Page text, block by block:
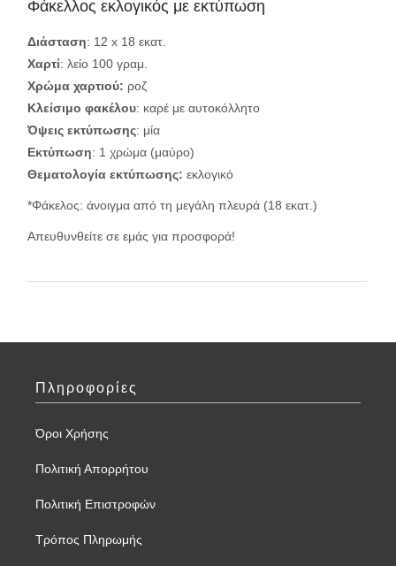
Φάκελλος εκλογικός με εκτύπωση
Διάσταση: 12 x 18 εκατ.
Χαρτί: λείο 100 γραμ.
Χρώμα χαρτιού: ροζ
Κλείσιμο φακέλου: καρέ με αυτοκόλλητο
Όψεις εκτύπωσης: μία
Εκτύπωση: 1 χρώμα (μαύρο)
Θεματολογία εκτύπωσης: εκλογικό
*Φάκελος: άνοιγμα από τη μεγάλη πλευρά (18 εκατ.)
Απευθυνθείτε σε εμάς για προσφορά!
Πληροφορίες
Όροι Χρήσης
Πολιτική Απορρήτου
Πολιτική Επιστροφών
Τρόπος Πληρωμής